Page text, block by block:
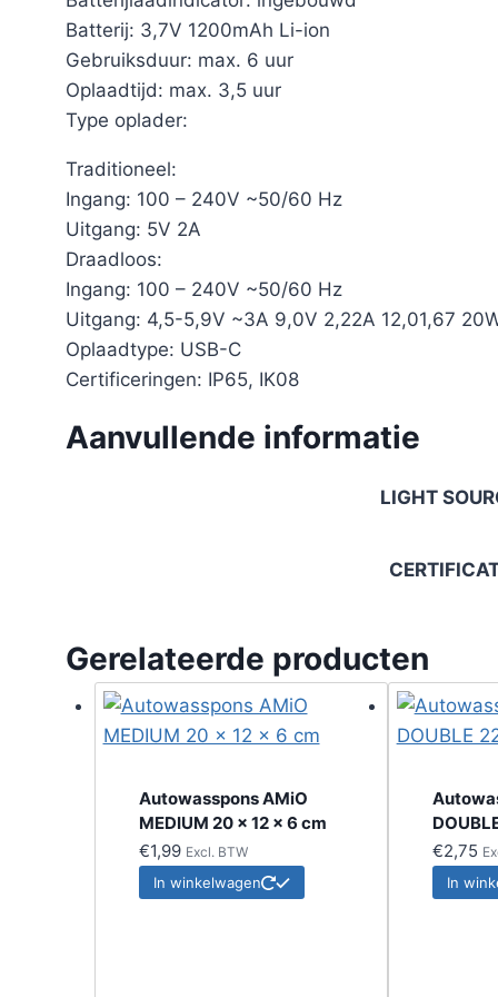
Batterij: 3,7V 1200mAh Li-ion
Gebruiksduur: max. 6 uur
Oplaadtijd: max. 3,5 uur
Type oplader:
Traditioneel:
Ingang: 100 – 240V ~50/60 Hz
Uitgang: 5V 2A
Draadloos:
Ingang: 100 – 240V ~50/60 Hz
Uitgang: 4,5-5,9V ~3A 9,0V 2,22A 12,01,67
Oplaadtype: USB-C
Certificeringen: IP65, IK08
Aanvullende informatie
LIGHT
Gerelateerde producten
Autowasspons AMiO
MEDIUM 20 x 12 x 6 cm
€1,99 Excl. BTW
In winkelwagen
€2,75
In